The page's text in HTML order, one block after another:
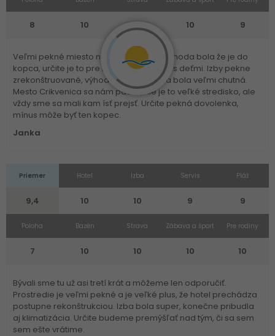
8 10 10 10 9
Veľmi pekné miesto na dovolenku, nevýhoda bola že je do
kopca, určite je to pre mladých a rodiny s deťmi. Izby pekne
zrekonštruované, výhoda bazén, strava bola veľmi chutná.
Mesto Crikvenica sa nám páčilo, nie je to veľké stredisko, ale
vždy sme sa mali kam ísť prejsť. Určite pekná dovolenka,
mínus môže byť ten kopec.
Janka
Priemer
9,4
Hotel
10
Izba
10
Servis
9
Pláž
9
Poloha
7
Bazén
10
Strava
10
Zábava a šport
10
Pre rodiny
10
Bývali sme tu už asi tretí krát a môžeme len odporučiť.
Prostredie je veľmi pekné a je veľké plus, že hotel prechádza
postupne rekonštrukciou. Izba bola super, konečne pribudla
aj klimatizácia. Určite budeme premýšľať nad tým, či sa sem
sem ešte vrátime.